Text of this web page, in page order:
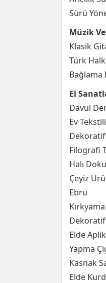
Sürü
Müzik
Klasik
Türk
Bağlama
El
Davul
Ev
Filografi
Halı
Çeyiz
Ebru
Kırkyama
Dekoratif
Elde
Yapma
Kasnak
Elde